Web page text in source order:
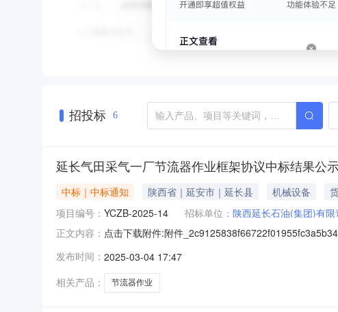
招投标 6
延长气田采气一厂节流器作业框架协议中标结果公
中标｜中标通知 陕西省｜延安市｜延长县 机械设备
项目编号： YCZB-2025-14 招标单位： 陕西延长石油(集团)有
正文内容： 点击下载附件:附件
时发布。二、根据招标人会议纪要，确定中标人如下
发布时间： 2025-03-04 17:47
相关产品：
节流器作业